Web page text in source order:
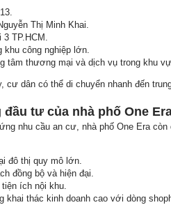
Thị Minh Khai.
3 TP.HCM.
khu công nghiệp lớn.
tâm thương mại và dịch vụ trong khu
cư dân có thể di chuyển nhanh đến
đầu tư của nhà phố One
nhu cầu an cư, nhà phố One Era
đô thị quy mô lớn.
đồng bộ và hiện đại.
ích nội khu.
khai thác kinh doanh cao với dòng